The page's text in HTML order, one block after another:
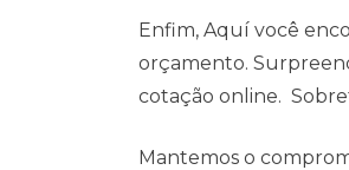
Enfim, Aquí você
orçamento.
cotação online.
Mantemos o